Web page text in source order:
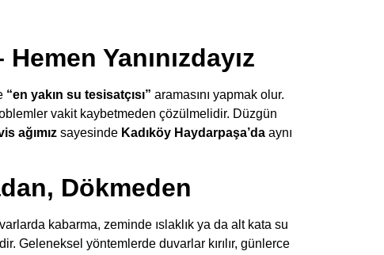
Yanınızdayız
“en yakın su tesisatçısı” aramasını yapmak olur.
vakit kaybetmeden çözülmelidir. Düzgün
ağımızsayesinde Kadıköy Haydarpaşa’da aynı
Dökmeden
kabarma, zeminde ıslaklık ya da alt kata su
Geleneksel yöntemlerde duvarlar kırılır, günlerce